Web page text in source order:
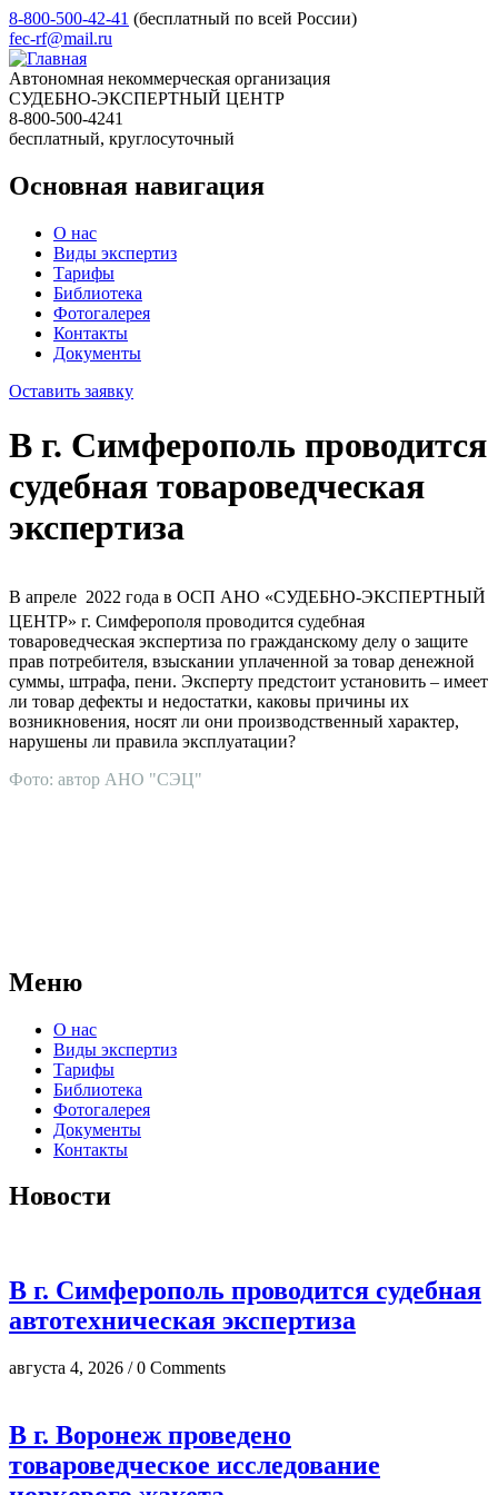
8-800-500-42-41 (бесплатный по всей России)
fec-rf@mail.ru
Автономная некоммерческая организация
СУДЕБНО-ЭКСПЕРТНЫЙ ЦЕНТР
8-800-500-4241
бесплатный, круглосуточный
Основная навигация
О нас
Виды экспертиз
Тарифы
Библиотека
Фотогалерея
Контакты
Документы
Оставить заявку
В г. Симферополь проводится
судебная товароведческая
экспертиза
В апреле 2022 года в ОСП АНО «СУДЕБНО-ЭКСПЕРТНЫЙ
ЦЕНТР» г. Симферополя проводится судебная
товароведческая экспертиза по гражданскому делу о защите
прав потребителя, взыскании уплаченной за товар денежной
суммы, штрафа, пени. Эксперту предстоит установить – имеет
ли товар дефекты и недостатки, каковы причины их
возникновения, носят ли они производственный характер,
нарушены ли правила эксплуатации?
Фото: автор АНО "СЭЦ"
Меню
О нас
Виды экспертиз
Тарифы
Библиотека
Фотогалерея
Документы
Контакты
Новости
В г. Симферополь проводится судебная
автотехническая экспертиза
августа 4, 2026 / 0 Comments
В г. Воронеж проведено
товароведческое исследование